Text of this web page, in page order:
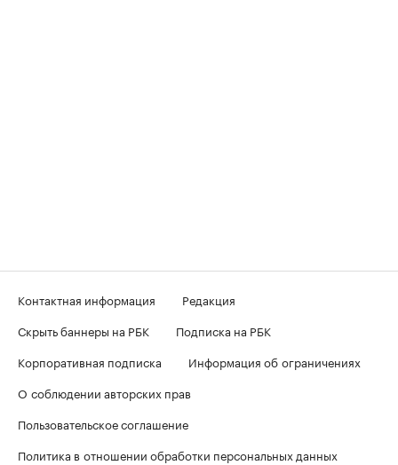
Контактная информация
Редакция
Скрыть баннеры на РБК
Подписка на РБК
Корпоративная подписка
Информация об ограничениях
О соблюдении авторских прав
Пользовательское соглашение
Политика в отношении обработки персональных данных